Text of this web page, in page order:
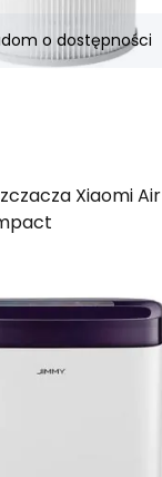
o dostępności
Xiaomi Air